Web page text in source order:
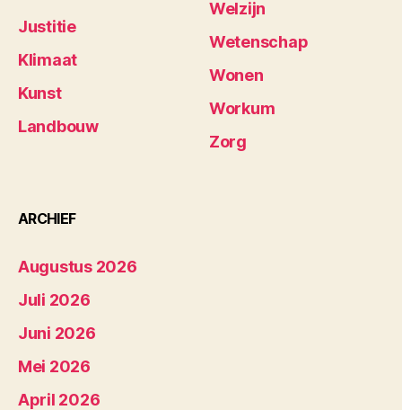
Justitie
Klimaat
Kunst
Landbouw
Welzijn
Wetenschap
Wonen
Workum
Zorg
ARCHIEF
Augustus 2026
Juli 2026
Juni 2026
Mei 2026
April 2026